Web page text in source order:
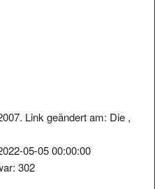
Link geändert am: Die ,
05-05 00:00:00
302